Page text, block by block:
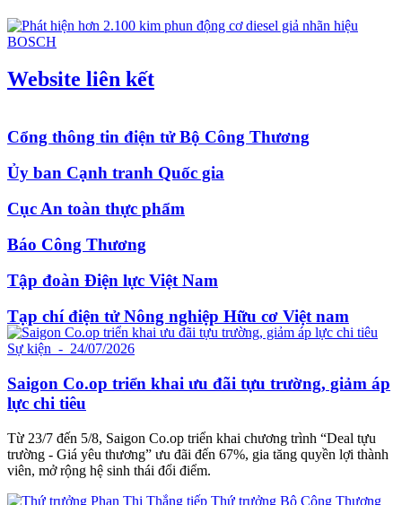
Website liên kết
Cổng thông tin điện tử Bộ Công Thương
Ủy ban Cạnh tranh Quốc gia
Cục An toàn thực phẩm
Báo Công Thương
Tập đoàn Điện lực Việt Nam
Tạp chí điện tử Nông nghiệp Hữu cơ Việt nam
Sự kiện - 24/07/2026
Saigon Co.op triển khai ưu đãi tựu trường, giảm áp
lực chi tiêu
Từ 23/7 đến 5/8, Saigon Co.op triển khai chương trình “Deal tựu
trường - Giá yêu thương” ưu đãi đến 67%, gia tăng quyền lợi thành
viên, mở rộng hệ sinh thái đổi điểm.